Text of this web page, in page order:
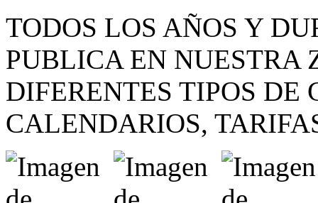
TODOS LOS AÑOS Y
PUBLICA EN NUESTRA
DIFERENTES TIPOS DE
CALENDARIOS,